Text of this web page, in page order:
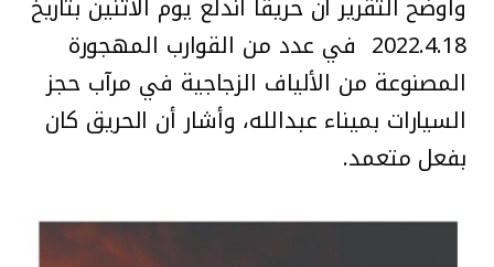
2022.4.18 في عدد من القوارب المهجورة
المصنوعة من الألياف الزجاجية في مرآب حجز
السيارات بميناء عبدالله، وأشار أن الحريق كان
بفعل متعمد.